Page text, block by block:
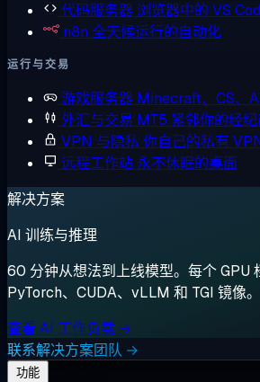
代码服务器 浏览器中的 VS
n8n 全天候运行的自动化
运行与交易
游戏服务器 Minecraft、CS、
外汇与交易 MT5 紧邻你的经纪
VPN 与隐私 你自己的私有
远程工作站 永不休眠的桌面
解决方案
AI 训练与推理
60 分钟从想法到上线模型。每个 GPU
PyTorch、CUDA、vLLM 和 TGI 镜像。
查看 AI 工作负载 →
联系解决方案团队 →